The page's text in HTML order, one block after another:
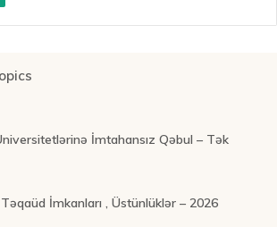
İmtahansız Qəbul – Tək
İmkanları , Üstünlüklər – 2026